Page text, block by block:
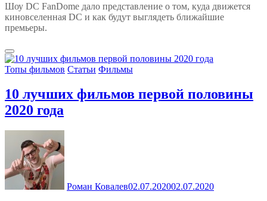
Шоу DC FanDome дало представление о том, куда движется
киновселенная DC и как будут выглядеть ближайшие
премьеры.
Топы фильмов Статьи Фильмы
10 лучших фильмов первой половины
2020 года
Роман Ковалев02.07.202002.07.2020